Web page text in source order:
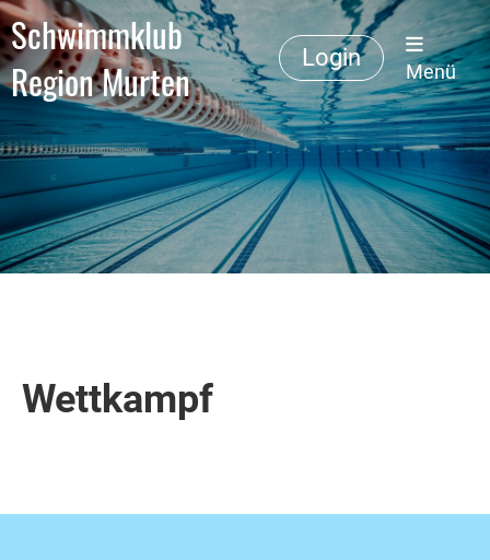
Schwimmklub
Region Murten
Login
Menü
Wettkampf